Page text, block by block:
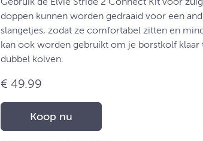
doppen kunnen worden gedraaid voor een
slangetjes, zodat ze comfortabel zitten en
kan ook worden gebruikt om je borstkolf
dubbel kolven.
€ 49.99
Koop nu